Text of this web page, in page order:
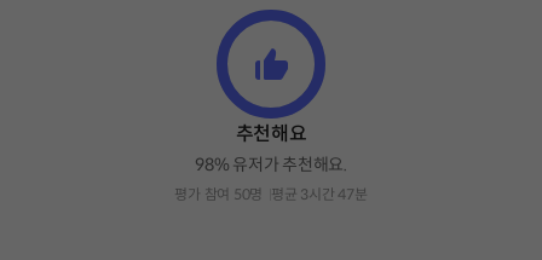
추천해요
98% 유저가 추천해요.
평가 참여 50명 평균 3시간 47분